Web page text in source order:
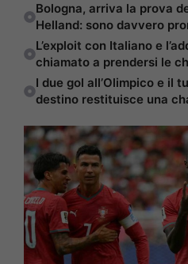
Bologna, arriva la prova
Helland: sono davvero
L’exploit con Italiano e
chiamato a prendersi le
I due gol all’Olimpico e il
destino restituisce una